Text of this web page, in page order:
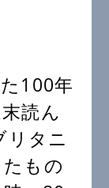
100年
読ん
リタニ
もの